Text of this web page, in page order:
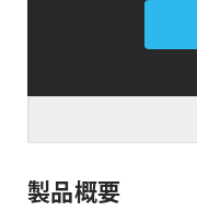
製品概要